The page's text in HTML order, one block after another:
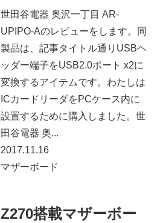
世田谷電器 奥沢一丁目 AR-
UPIPO-Aのレビューをします。同
製品は、記事タイトル通りUSBヘ
ッダー端子をUSB2.0ポート x2に
変換するアイテムです。わたしは
ICカードリーダをPCケース内に
設置するために購入しました。世
田谷電器 奥...
2017.11.16
マザーボード
Z270搭載マザーボー